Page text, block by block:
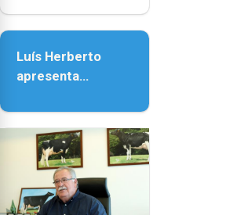
Senhora da
Luís Herberto
apresenta
Paisagem’